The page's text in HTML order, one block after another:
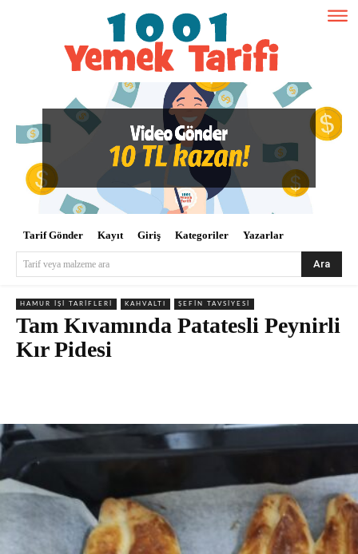
Tarif Gönder Kayıt Giriş Kategoriler Yazarlar
Tarif veya malzeme ara Ara
HAMUR İŞI TARIFLERI KAHVALTI ŞEFIN TAVSIYESI
Tam Kıvamında Patatesli Peynirli
Kır Pidesi